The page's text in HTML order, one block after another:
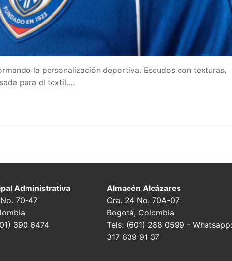
la personalización deportiva. Escudos con texturas,
para el textil.…
Administrativa
70-47
390 6474
Almacén Alcázares
Cra. 24 No. 70A-07
Bogotá, Colombia
Tels: (601) 288 0599 - Whatsapp:
317 639 91 37